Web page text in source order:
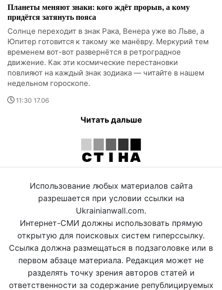
Планеты меняют знаки: кого ждёт прорыв, а кому
придётся затянуть пояса
Солнце переходит в знак Рака, Венера уже во Льве, а
Юпитер готовится к такому же манёвру. Меркурий тем
временем вот-вот развернётся в ретроградное
движение. Как эти космические перестановки
повлияют на каждый знак зодиака — читайте в нашем
недельном гороскопе.
11:30 17.06
Читать дальше
Использование любых материалов сайта
разрешается при условии ссылки на
Ukrainianwall.com.
Интернет-СМИ должны использовать прямую
открытую для поисковых систем гиперссылку.
Ссылка должна размещаться в подзаголовке или в
первом абзаце материала. Редакция может не
разделять точку зрения авторов статей и
ответственности за содержание републицируемых